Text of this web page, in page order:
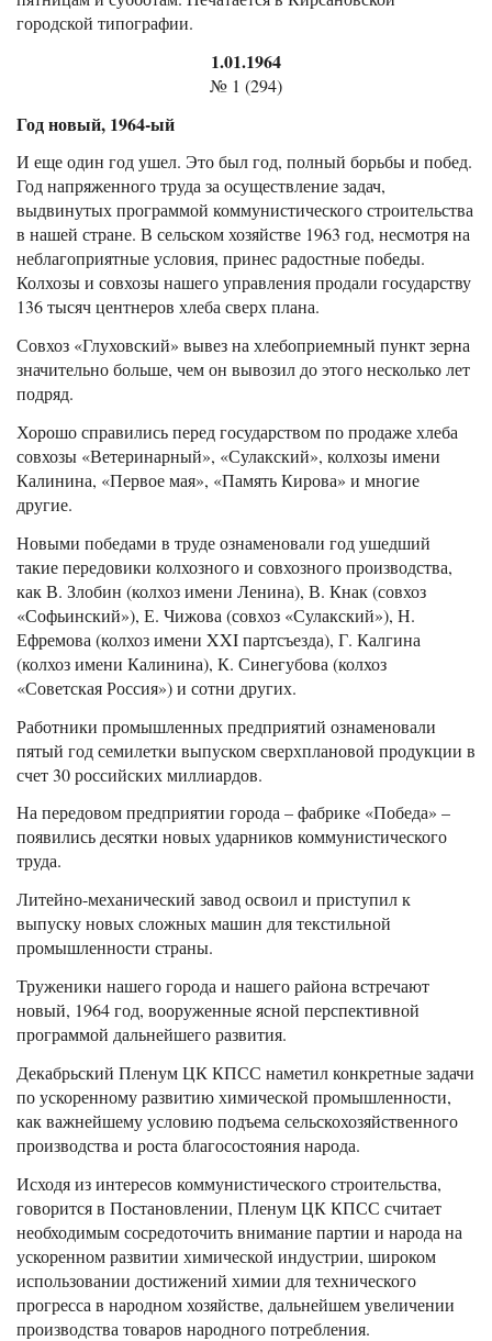
городской типографии.
1.01.1964
№ 1 (294)
Год новый, 1964-ый
И еще один год ушел. Это был год, полный борьбы и побед.
Год напряженного труда за осуществление задач,
выдвинутых программой коммунистического строительства
в нашей стране. В сельском хозяйстве 1963 год, несмотря на
неблагоприятные условия, принес радостные победы.
Колхозы и совхозы нашего управления продали государству
136 тысяч центнеров хлеба сверх плана.
Совхоз «Глуховский» вывез на хлебоприемный пункт зерна
значительно больше, чем он вывозил до этого несколько лет
подряд.
Хорошо справились перед государством по продаже хлеба
совхозы «Ветеринарный», «Сулакский», колхозы имени
Калинина, «Первое мая», «Память Кирова» и многие
другие.
Новыми победами в труде ознаменовали год ушедший
такие передовики колхозного и совхозного производства,
как В. Злобин (колхоз имени Ленина), В. Кнак (совхоз
«Софьинский»), Е. Чижова (совхоз «Сулакский»), Н.
Ефремова (колхоз имени XXI партсъезда), Г. Калгина
(колхоз имени Калинина), К. Синегубова (колхоз
«Советская Россия») и сотни других.
Работники промышленных предприятий ознаменовали
пятый год семилетки выпуском сверхплановой продукции в
счет 30 российских миллиардов.
На передовом предприятии города – фабрике «Победа» –
появились десятки новых ударников коммунистического
труда.
Литейно-механический завод освоил и приступил к
выпуску новых сложных машин для текстильной
промышленности страны.
Труженики нашего города и нашего района встречают
новый, 1964 год, вооруженные ясной перспективной
программой дальнейшего развития.
Декабрьский Пленум ЦК КПСС наметил конкретные задачи
по ускоренному развитию химической промышленности,
как важнейшему условию подъема сельскохозяйственного
производства и роста благосостояния народа.
Исходя из интересов коммунистического строительства,
говорится в Постановлении, Пленум ЦК КПСС считает
необходимым сосредоточить внимание партии и народа на
ускоренном развитии химической индустрии, широком
использовании достижений химии для технического
прогресса в народном хозяйстве, дальнейшем увеличении
производства товаров народного потребления.